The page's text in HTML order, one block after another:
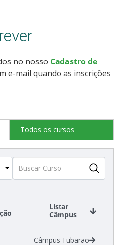
Seletivos
no nosso Cadastro de
e-mail quando as inscrições
Todos os cursos
Listar
Câmpus
Câmpus Tubarão